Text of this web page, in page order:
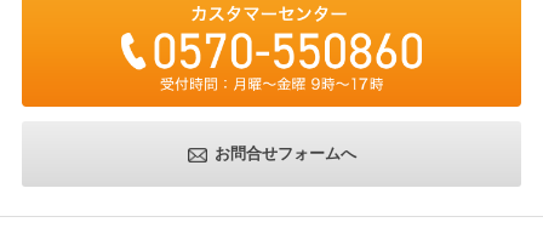
お問合せフォームへ